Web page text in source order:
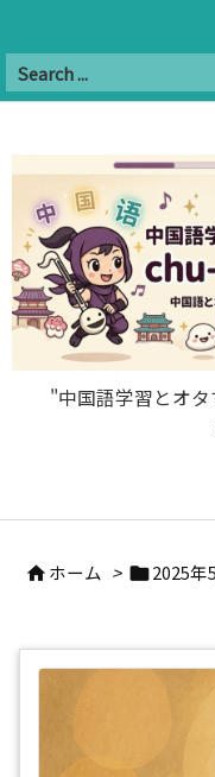
"中国語学習とオ
RSS Feedly
 ホーム > 2025年